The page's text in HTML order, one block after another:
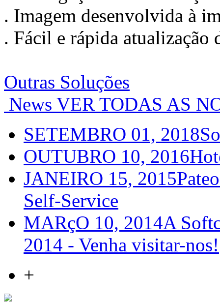
. Imagem desenvolvida à
. Fácil e rápida atualização
Outras Soluções
News VER TODAS AS
SETEMBRO 01, 2018
OUTUBRO 10, 2016
JANEIRO 15, 2015
Self-Service
MARçO 10, 2014A
2014 - Venha visitar-nos!
+